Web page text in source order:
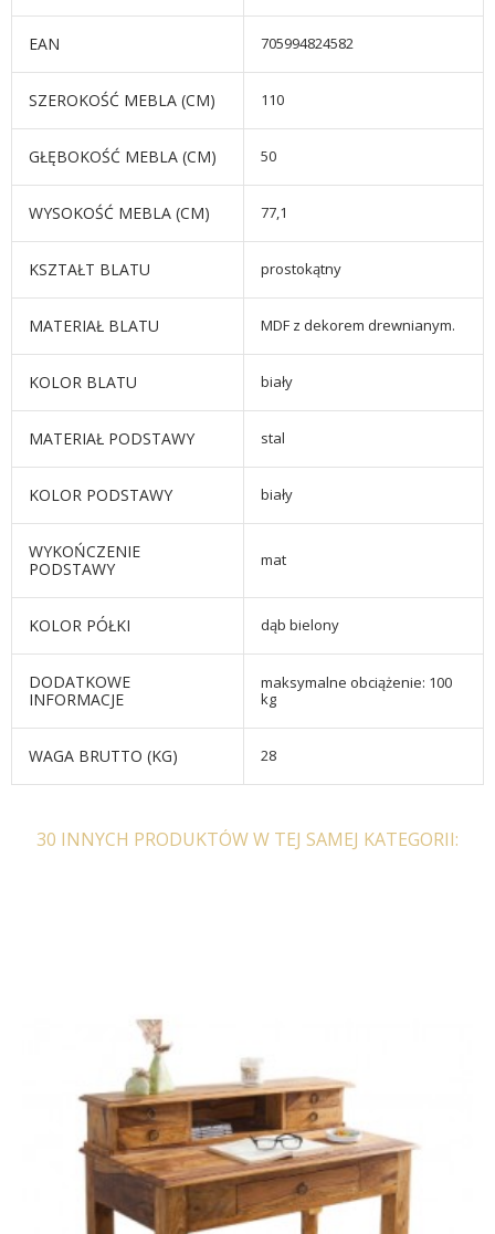
EAN 705994824582
SZEROKOŚĆ MEBLA (CM) 110
GŁĘBOKOŚĆ MEBLA (CM) 50
WYSOKOŚĆ MEBLA (CM) 77,1
KSZTAŁT BLATU prostokątny
MATERIAŁ BLATU MDF z dekorem drewnianym.
KOLOR BLATU biały
MATERIAŁ PODSTAWY stal
KOLOR PODSTAWY biały
WYKOŃCZENIE
PODSTAWY
mat
KOLOR PÓŁKI dąb bielony
DODATKOWE
INFORMACJE
maksymalne obciążenie: 100
kg
WAGA BRUTTO (KG) 28
BIURKO NEPTUN 110X50
CM BIAŁY
BIURKO NEPTUN 110X50
CM JESION CZARNY
30 INNYCH PRODUKTÓW W TEJ SAMEJ KATEGORII: